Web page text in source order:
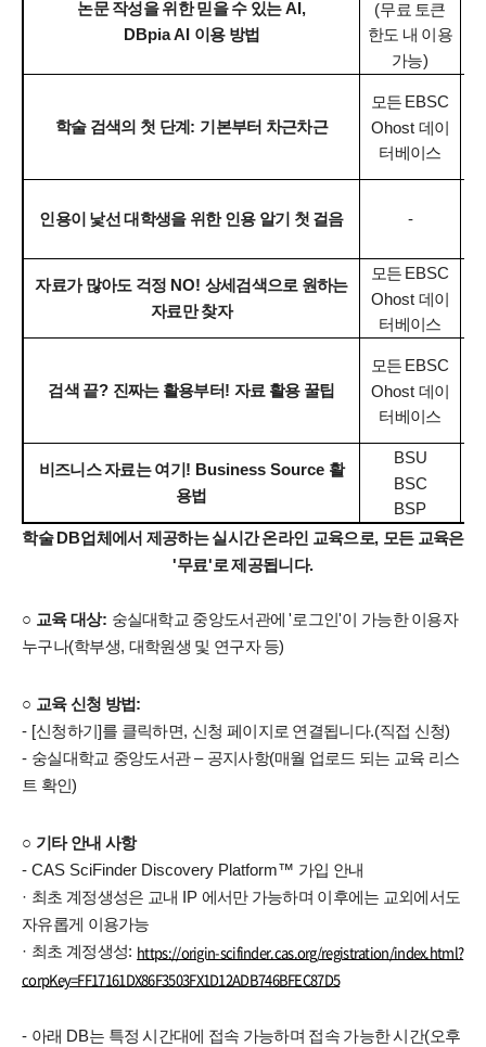
논문 작성을 위한 믿을 수 있는AI,
DBpia AI 이용 방법
(무료 토큰
한도 내 이용
가능)
학술 검색의 첫 단계 : 기본부터 차근차근
모든 EBSC
Ohost 데이
터베이스
인용이 낯선 대학생을 위한 인용 알기 첫 걸음 -
자료가 많아도 걱정 NO! 상세검색으로 원하는
자료만 찾자
모든 EBSC
Ohost 데이
터베이스
검색 끝? 진짜는 활용부터!자료 활용 꿀팁
모든 EBSC
Ohost 데이
터베이스
비즈니스 자료는 여기 ! Business Source 활
용법
BSU
BSC
BSP
학술 DB업체에서 제공하는 실시간 온라인 교육으로, 모든 교육은
'무료'로 제공됩니다.
○ 교육 대상: 숭실대학교 중앙도서관에'로그인'이 가능한 이용자
누구나(학부생, 대학원생 및 연구자 등)
○ 교육 신청 방법:
- [신청하기]를 클릭하면, 신청 페이지로 연결됩니다.(직접 신청)
- 숭실대학교 중앙도서관– 공지사항(매월 업로드 되는 교육 리스
트 확인)
○ 기타 안내 사항
- CAS SciFinder Discovery Platform™ 가입 안내
· 최초 계정생성은 교내 IP 에서만 가능하며 이후에는 교외에서도
자유롭게 이용가능
· 최초 계정생성: https://origin-scifinder.cas.org/registration/index.html?
corpKey=FF17161DX86F3503FX1D12ADB746BFEC87D5
- 아래 DB는 특정 시간대에 접속 가능하며 접속 가능한 시간(오후